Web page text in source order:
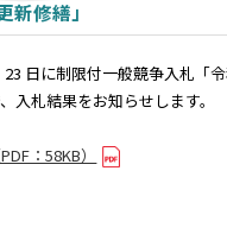
新修繕」
23 日に制限付一般競争入札「
入札結果をお知らせします。
：58KB）